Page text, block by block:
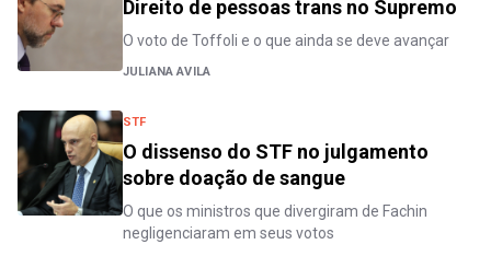
Direito de pessoas trans no Supremo
O voto de Toffoli e o que ainda se deve avançar
JULIANA AVILA
STF
O dissenso do STF no julgamento
sobre doação de sangue
O que os ministros que divergiram de Fachin
negligenciaram em seus votos